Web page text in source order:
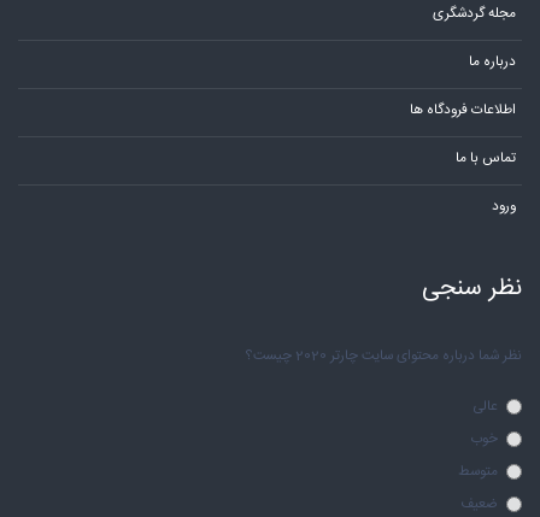
مجله گردشگری
درباره ما
اطلاعات فرودگاه ها
تماس با ما
ورود
نظر سنجی
نظر شما درباره محتوای سایت چارتر 2020 چیست؟
عالی
خوب
متوسط
ضعیف